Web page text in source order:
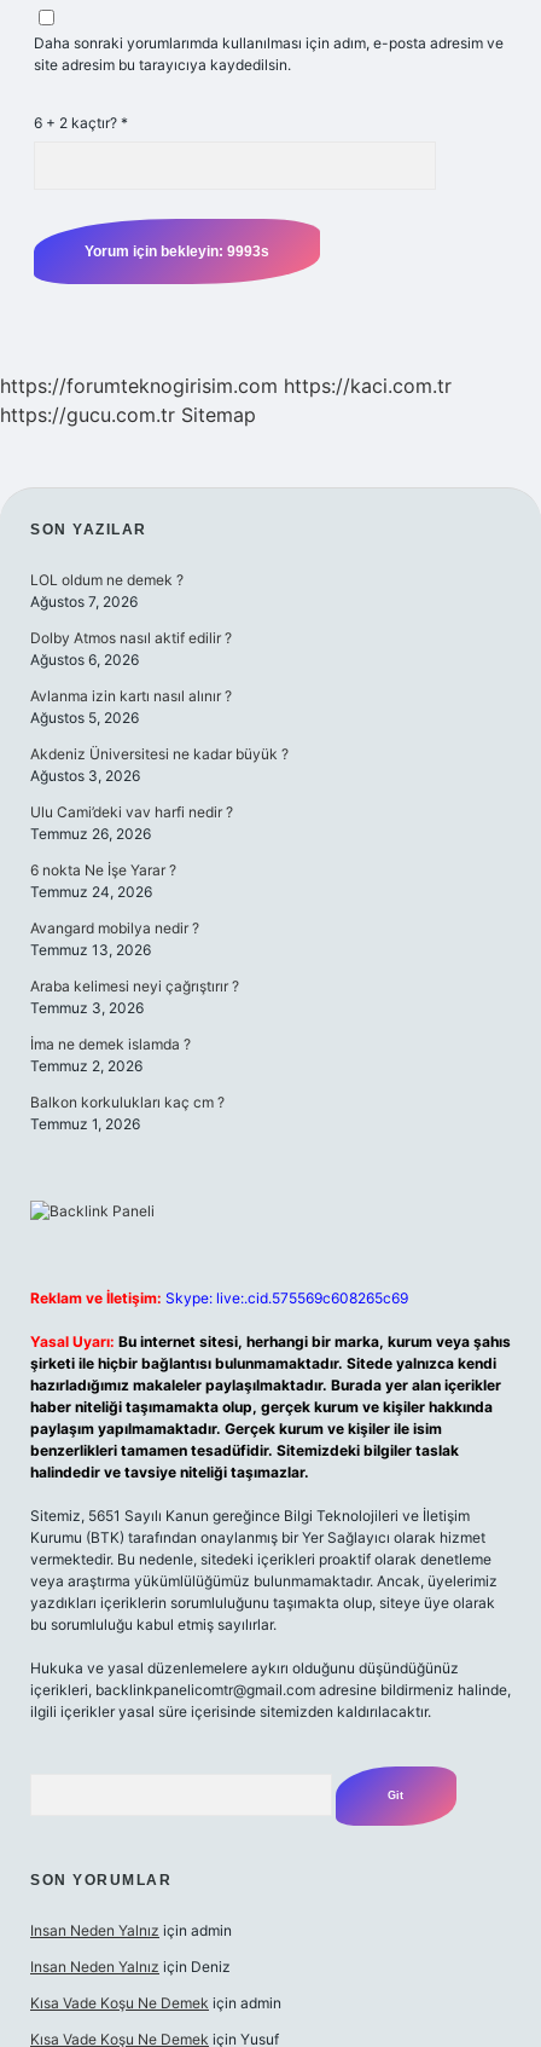
Daha sonraki yorumlarımda kullanılması için adım, e-posta adresim ve
site adresim bu tarayıcıya kaydedilsin.
6 + 2 kaçtır? *
https://forumteknogirisim.com https://kaci.com.tr
https://gucu.com.tr Sitemap
SIDEBAR
SON YAZILAR
LOL oldum ne demek ?
Ağustos 7, 2026
Dolby Atmos nasıl aktif edilir ?
Ağustos 6, 2026
Avlanma izin kartı nasıl alınır ?
Ağustos 5, 2026
Akdeniz Üniversitesi ne kadar büyük ?
Ağustos 3, 2026
Ulu Cami’deki vav harfi nedir ?
Temmuz 26, 2026
6 nokta Ne İşe Yarar ?
Temmuz 24, 2026
Avangard mobilya nedir ?
Temmuz 13, 2026
Araba kelimesi neyi çağrıştırır ?
Temmuz 3, 2026
İma ne demek islamda ?
Temmuz 2, 2026
Balkon korkulukları kaç cm ?
Temmuz 1, 2026
Reklam ve İletişim: Skype: live:.cid.575569c608265c69
Yasal Uyarı: Bu internet sitesi, herhangi bir marka, kurum veya şahıs
şirketi ile hiçbir bağlantısı bulunmamaktadır. Sitede yalnızca kendi
hazırladığımız makaleler paylaşılmaktadır. Burada yer alan içerikler
haber niteliği taşımamakta olup, gerçek kurum ve kişiler hakkında
paylaşım yapılmamaktadır. Gerçek kurum ve kişiler ile isim
benzerlikleri tamamen tesadüfidir. Sitemizdeki bilgiler taslak
halindedir ve tavsiye niteliği taşımazlar.
Sitemiz, 5651 Sayılı Kanun gereğince Bilgi Teknolojileri ve İletişim
Kurumu (BTK) tarafından onaylanmış bir Yer Sağlayıcı olarak hizmet
vermektedir. Bu nedenle, sitedeki içerikleri proaktif olarak denetleme
veya araştırma yükümlülüğümüz bulunmamaktadır. Ancak, üyelerimiz
yazdıkları içeriklerin sorumluluğunu taşımakta olup, siteye üye olarak
bu sorumluluğu kabul etmiş sayılırlar.
Hukuka ve yasal düzenlemelere aykırı olduğunu düşündüğünüz
içerikleri, backlinkpanelicomtr@gmail.com adresine bildirmeniz halinde,
ilgili içerikler yasal süre içerisinde sitemizden kaldırılacaktır.
SON YORUMLAR
Insan Neden Yalnız için admin
Insan Neden Yalnız için Deniz
Kısa Vade Koşu Ne Demek için admin
Kısa Vade Koşu Ne Demek için Yusuf